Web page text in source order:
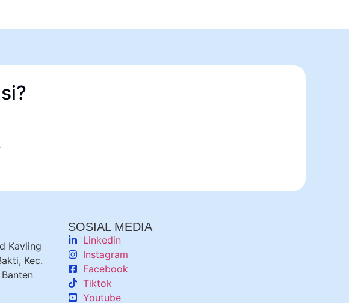
Kavling
Kec.
SOSIAL MEDIA
Linkedin
Instagram
Facebook
Tiktok
Youtube